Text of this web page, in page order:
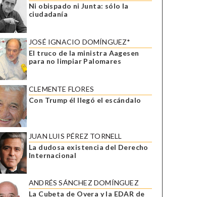
Ni obispado ni Junta: sólo la
ciudadanía
JOSÉ IGNACIO DOMÍNGUEZ*
El truco de la ministra Aagesen
para no limpiar Palomares
CLEMENTE FLORES
Con Trump él llegó el escándalo
JUAN LUIS PÉREZ TORNELL
La dudosa existencia del Derecho
Internacional
ANDRÉS SÁNCHEZ DOMÍNGUEZ
La Cubeta de Overa y la EDAR de